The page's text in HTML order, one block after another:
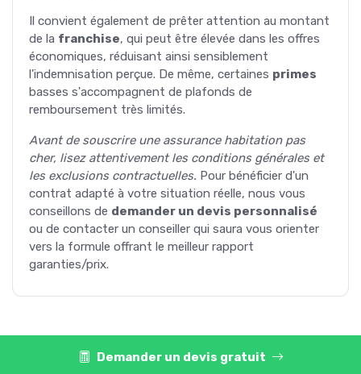
Il convient également de prêter attention au montant
de la franchise, qui peut être élevée dans les offres
économiques, réduisant ainsi sensiblement
l'indemnisation perçue. De même, certaines primes
basses s'accompagnent de plafonds de
remboursement très limités.
Avant de souscrire une assurance habitation pas
cher, lisez attentivement les conditions générales et
les exclusions contractuelles. Pour bénéficier d'un
contrat adapté à votre situation réelle, nous vous
conseillons de demander un devis personnalisé
ou de contacter un conseiller qui saura vous orienter
vers la formule offrant le meilleur rapport
garanties/prix.
Demander un devis gratuit